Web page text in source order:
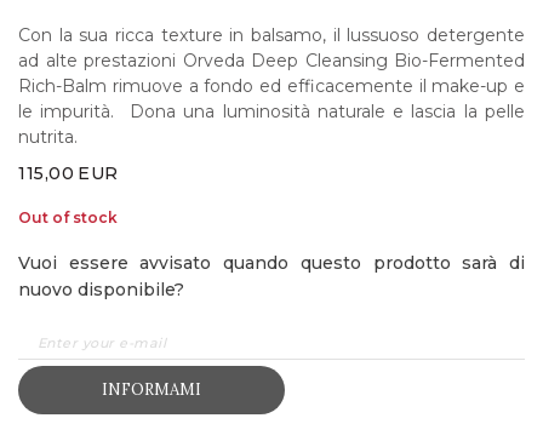
Con la sua ricca texture in balsamo, il lussuoso detergente
ad alte prestazioni Orveda Deep Cleansing Bio-Fermented
Rich-Balm rimuove a fondo ed efficacemente il make-up e
le impurità. Dona una luminosità naturale e lascia la pelle
nutrita.
115,00 EUR
Out of stock
Vuoi essere avvisato quando questo prodotto sarà di
nuovo disponibile?
INFORMAMI